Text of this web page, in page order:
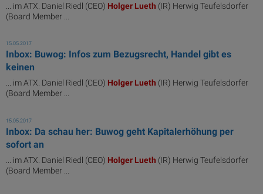
... im ATX. Daniel Riedl (CEO) Holger Lueth (IR) Herwig Teufelsdorfer
(Board Member ...
15.05.2017
Inbox: Buwog: Infos zum Bezugsrecht, Handel gibt es
keinen
... im ATX. Daniel Riedl (CEO) Holger Lueth (IR) Herwig Teufelsdorfer
(Board Member ...
15.05.2017
Inbox: Da schau her: Buwog geht Kapitalerhöhung per
sofort an
... im ATX. Daniel Riedl (CEO) Holger Lueth (IR) Herwig Teufelsdorfer
(Board Member ...